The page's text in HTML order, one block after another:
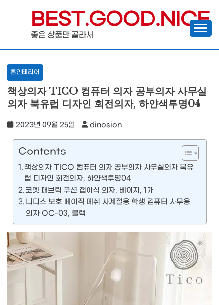
content
BEST.GOOD.NICE
좋은 상품만 골라서
홈인테리어
책상의자 TICO 컴퓨터 의자 공부의자 사무실
의자 북유럽 디자인 회전의자, 하얀색투명04
2023년 09월 25일 dinosion
Contents
책상의자 TICO 컴퓨터 의자 공부의자 사무실의자 북유
럽 디자인 회전의자, 하얀색투명04
코멧 패브릭 쿠션 접이식 의자, 베이지, 1개
니디스 보호 베이직 메쉬 사계절용 학생 컴퓨터 사무용
의자 OC-03, 블랙